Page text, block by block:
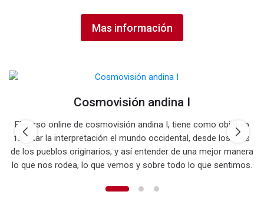
Mas información
Cosmovisión andina I
El curso online de cosmovisión andina I, tiene como objetivo
facilitar la interpretación el mundo occidental, desde los ojos
de los pueblos originarios, y así entender de una mejor manera
lo que nos rodea, lo que vemos y sobre todo lo que sentimos.